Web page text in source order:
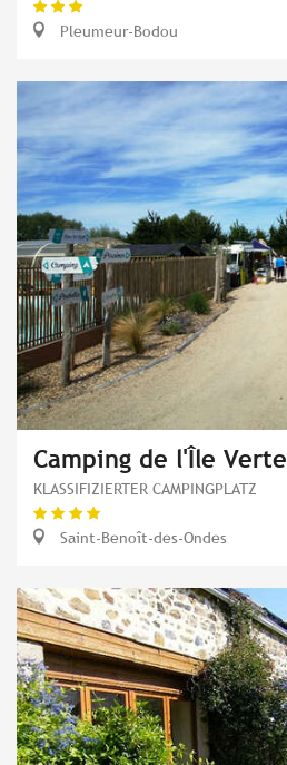
Pleumeur-Bodou
Camping de l'Île Verte
KLASSIFIZIERTER CAMPINGPLATZ
Saint-Benoît-des-Ondes